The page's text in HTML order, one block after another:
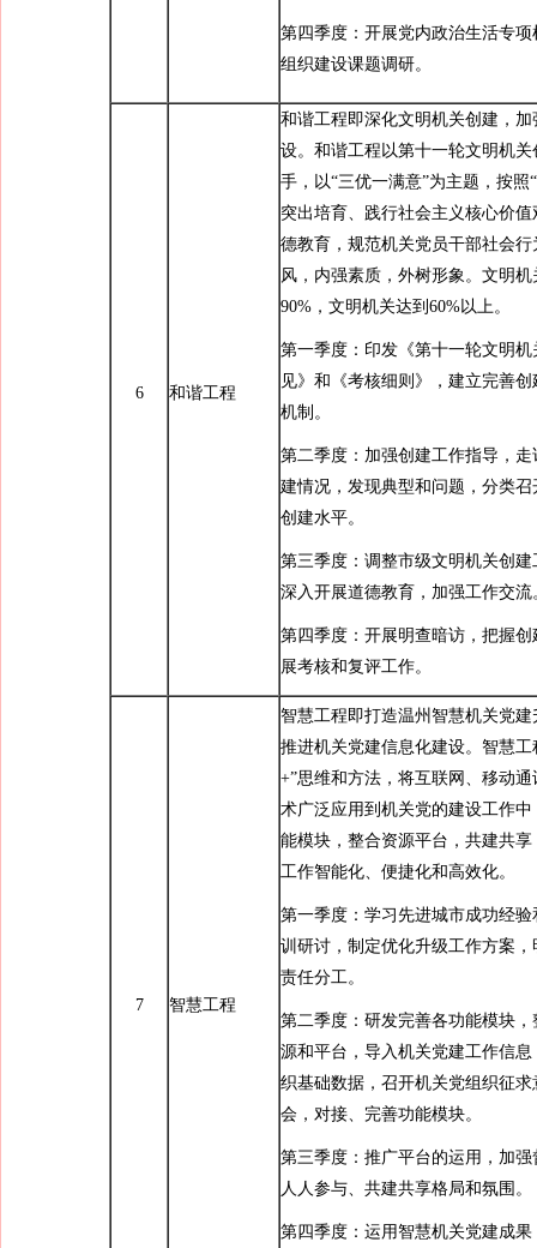
第四季度：开展党内政治生活专
组织建设课题调研。
6 和谐工程
和谐工程即深化文明机关创建，
设。和谐工程以第十一轮文明机
手，以“三优一满意”为主题，按照
突出培育、践行社会主义核心价
德教育，规范机关党员干部社会
风，内强素质，外树形象。文明
90%，文明机关达到60%以上。
第一季度：印发《第十一轮文明
见》和《考核细则》，建立完善
机制。
第二季度：加强创建工作指导，
建情况，发现典型和问题，分类
创建水平。
第三季度：调整市级文明机关创
深入开展道德教育，加强工作交流
第四季度：开展明查暗访，把握
展考核和复评工作。
7 智慧工程
智慧工程即打造温州智慧机关党
推进机关党建信息化建设。智慧工
+”思维和方法，将互联网、移动
术广泛应用到机关党的建设工作
能模块，整合资源平台，共建共
工作智能化、便捷化和高效化。
第一季度：学习先进城市成功经
训研讨，制定优化升级工作方案
责任分工。
第二季度：研发完善各功能模块
源和平台，导入机关党建工作信
织基础数据，召开机关党组织征
会，对接、完善功能模块。
第三季度：推广平台的运用，加
人人参与、共建共享格局和氛围。
第四季度：运用智慧机关党建成